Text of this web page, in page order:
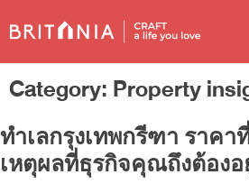
Category:Property
ทำเลกรุงเทพกรีฑา ราคา
เหตุผลที่ธุรกิจคุณถึงต้อง